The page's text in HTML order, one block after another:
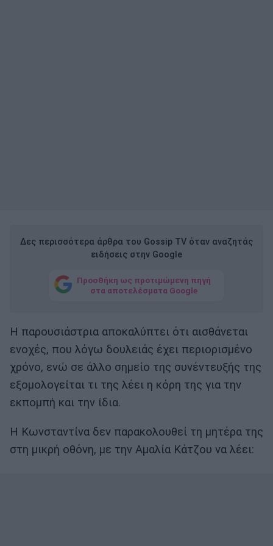
Δες περισσότερα άρθρα του Gossip TV όταν αναζητάς
ειδήσεις στην Google
Προσθήκη ως προτιμώμενη πηγή
στα αποτελέσματα Google
Η παρουσιάστρια αποκαλύπτει ότι αισθάνεται
ενοχές, που λόγω δουλειάς έχει περιορισμένο
χρόνο, ενώ σε άλλο σημείο της συνέντευξής της
εξομολογείται τι της λέει η κόρη της για την
εκπομπή και την ίδια.
Η Κωνσταντίνα δεν παρακολουθεί τη μητέρα της
στη μικρή οθόνη, με την Αμαλία Κάτζου να λέει: